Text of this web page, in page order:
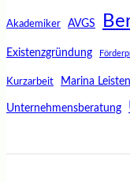
Akademiker AVGS
Existenzgründung
Kurzarbeit Marina Leisten
Unternehmensberatung